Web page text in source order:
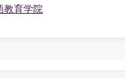
教育学院